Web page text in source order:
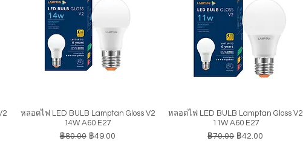
ดูข้อมูลด่วน
หลอดไฟ LED BULB Lamptan Gloss V2
14W A60 E27
ราคาปกติ
฿80.00 ราคาขายลด
฿49.00
ดูข้อมูลด่วน
หลอดไฟ LED BULB Lamptan Gloss V2
11W A60 E27
ราคาปกติ
฿70.00 ราคาขายลด
฿42.00